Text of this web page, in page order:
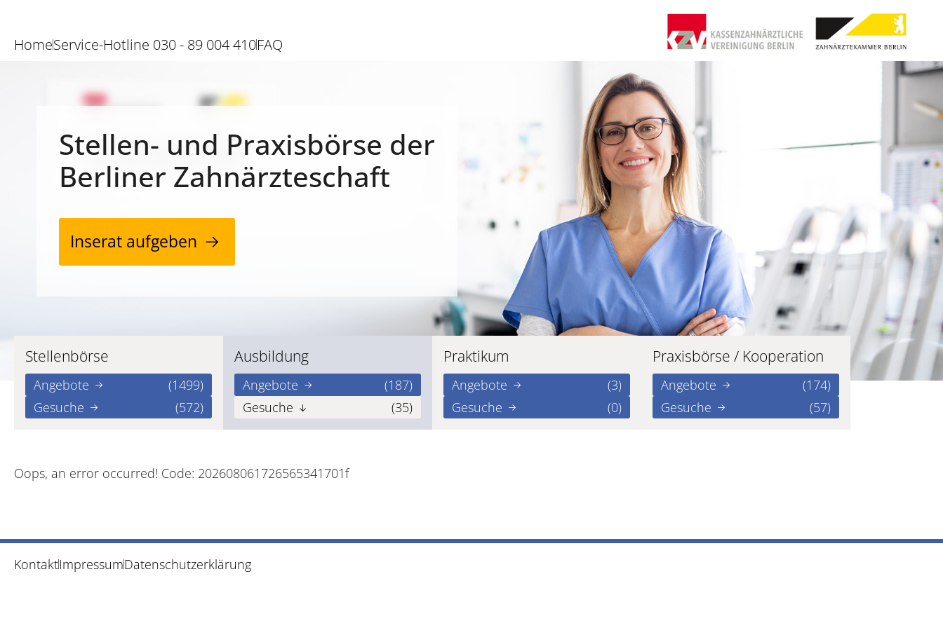
HomeService-Hotline 030 - 89 004 410FAQ
Stellen- und Praxisbörse der
Berliner Zahnärzteschaft
Inserat aufgeben
Stellenbörse
Angebote
(1499)
Gesuche
(572)
Ausbildung
Angebote
(187)
Gesuche
(35)
Praktikum
Angebote
(3)
Gesuche
(0)
Praxisbörse / Kooperation
Angebote
(174)
Gesuche
(57)
Oops, an error occurred! Code: 202608061726565341701f
KontaktImpressumDatenschutzerklärung